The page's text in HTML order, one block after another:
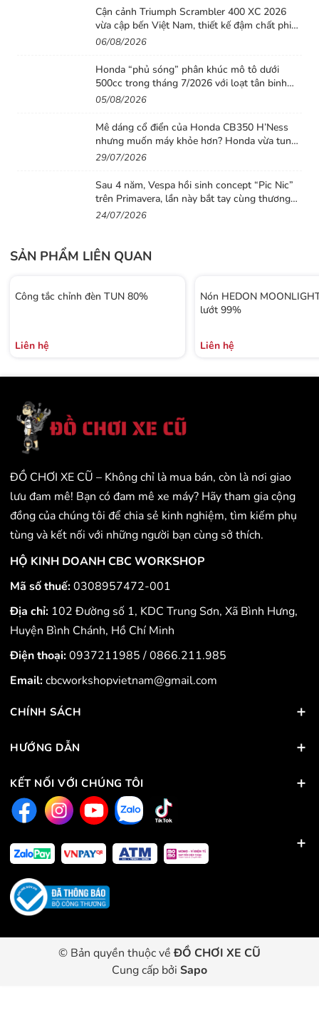
Cận cảnh Triumph Scrambler 400 XC 2026
vừa cập bến Việt Nam, thiết kế đậm chất phiêu
lưu cùng mức giá dễ tiếp cận
06/08/2026
Honda “phủ sóng” phân khúc mô tô dưới
500cc trong tháng 7/2026 với loạt tân binh
đáng chú ý
05/08/2026
Mê dáng cổ điển của Honda CB350 H’Ness
nhưng muốn máy khỏe hơn? Honda vừa tung
ra lời giải với CB500 mới
29/07/2026
Sau 4 năm, Vespa hồi sinh concept “Pic Nic”
trên Primavera, lần này bắt tay cùng thương
hiệu thời trang Gigi
24/07/2026
SẢN PHẨM LIÊN QUAN
Công tắc chỉnh đèn TUN 80%
Liên hệ
Nón HEDON
lướt 99%
Liên hệ
ĐỒ CHƠI XE CŨ – Không chỉ là mua bán, còn là nơi giao
lưu đam mê! Bạn có đam mê xe máy? Hãy tham gia cộng
đồng của chúng tôi để chia sẻ kinh nghiệm, tìm kiếm phụ
tùng và kết nối với những người bạn cùng sở thích.
HỘ KINH DOANH CBC WORKSHOP
Mã số thuế:0308957472-001
Địa chỉ: 102 Đường số 1, KDC Trung Sơn, Xã Bình Hưng,
Huyện Bình Chánh, Hồ Chí Minh
Điện thoại:0937211985/0866.211.985
Email:cbcworkshopvietnam@gmail.com
CHÍNH SÁCH
HƯỚNG DẪN
KẾT NỐI VỚI CHÚNG TÔI
© Bản quyền thuộc vềĐỒ CHƠI XE CŨ
Cung cấp bởi Sapo